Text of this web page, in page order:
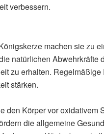
verbessern.
machen sie zu
natürlichen Abwehrkräfte
zu erhalten.
stärken.
den Körper vor oxidativem
die allgemeine